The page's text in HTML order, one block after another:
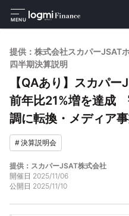
MENU
提供：株式会社スカパーJSAT
四半期決算説明
【QAあり】スカパ
前年比21%増を達成
調に転換・メディア
#決算説明会
提供：スカパーJSAT株式会社
開催日 2025/11/06
公開日 2025/11/10